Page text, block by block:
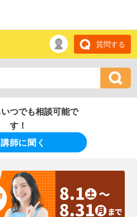
質問する
つでも相談可能で
す！
師に聞く